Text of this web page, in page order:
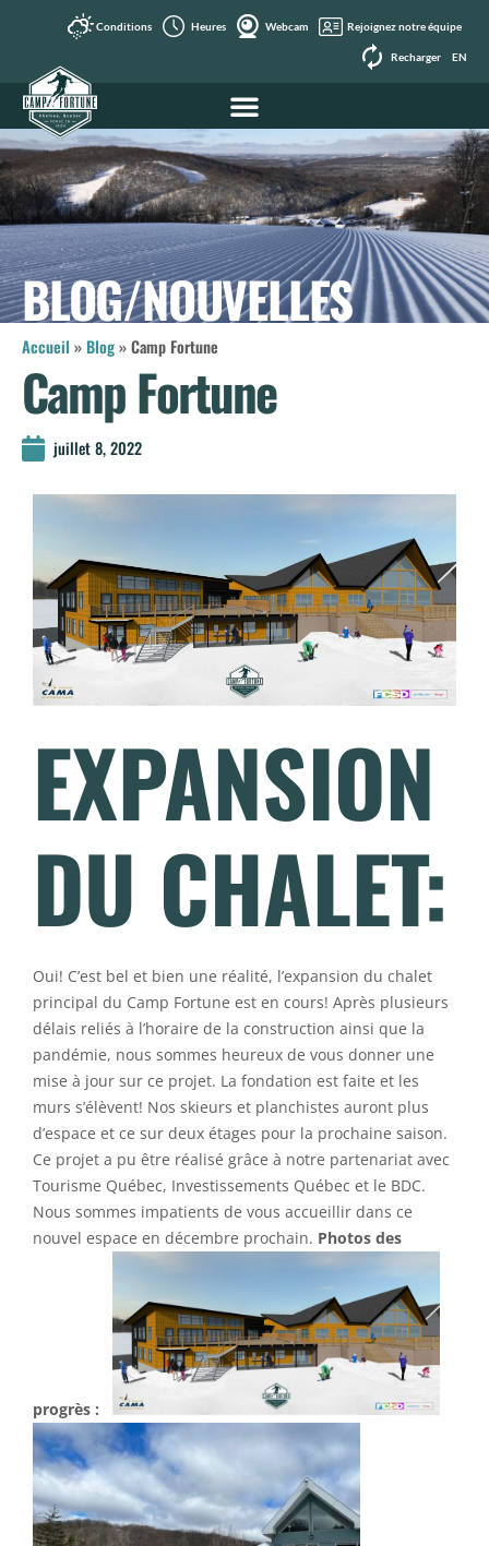
Conditions Heures Webcam Rejoignez notre équipe
Recharger EN
BLOG/NOUVELLES
Accueil »Blog»Camp Fortune
Camp Fortune
juillet 8, 2022
EXPANSION
DU CHALET:
Oui! C’est bel et bien une réalité, l’expansion du chalet
principal du Camp Fortune est en cours! Après plusieurs
délais reliés à l’horaire de la construction ainsi que la
pandémie, nous sommes heureux de vous donner une
mise à jour sur ce projet. La fondation est faite et les
murs s’élèvent! Nos skieurs et planchistes auront plus
d’espace et ce sur deux étages pour la prochaine saison.
Ce projet a pu être réalisé grâce à notre partenariat avec
Tourisme Québec, Investissements Québec et le BDC.
Nous sommes impatients de vous accueillir dans ce
nouvel espace en décembre prochain. Photos des
progrès :